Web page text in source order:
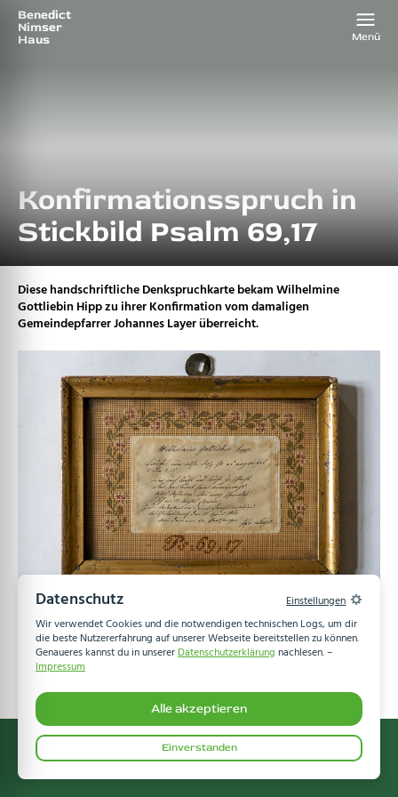
Benedict
Nimser
Haus
Menü
Datenschutz
Einstellungen
Wir verwendet Cookies und die notwendigen technischen Logs, um dir
die beste Nutzererfahrung auf unserer Webseite bereitstellen zu können.
Genaueres kannst du in unsererDatenschutzerklärung nachlesen. –
Impressum
Alle akzeptieren
Einverstanden
Konfirmationsspruch in
Stickbild Psalm 69,17
Diese handschriftliche Denkspruchkarte bekam Wilhelmine
Gottliebin Hipp zu ihrer Konfirmation vom damaligen
Gemeindepfarrer Johannes Layer überreicht.
Impressum Datenschutz